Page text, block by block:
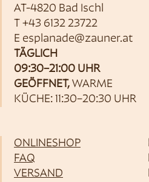
AT-4820 Bad Ischl
T +43 6132 23722
E esplanade@zauner.at
TÄGLICH
09:30–21:00 UHR
GEÖFFNET, WARME
KÜCHE: 11:30–20:30 UHR
ONLINESHOP
FAQ
VERSAND